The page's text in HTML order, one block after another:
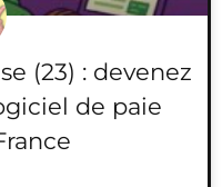
(23) : devenez
de paie